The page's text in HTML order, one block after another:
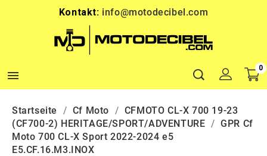
Kontakt: info@motodecibel.com

0
Startseite Cf Moto
CFMOTO CL-X 700 19-23
(CF700-2) HERITAGE/SPORT/ADVENTURE
GPR Cf
Moto 700 CL-X Sport 2022-2024 e5
E5.CF.16.M3.INOX